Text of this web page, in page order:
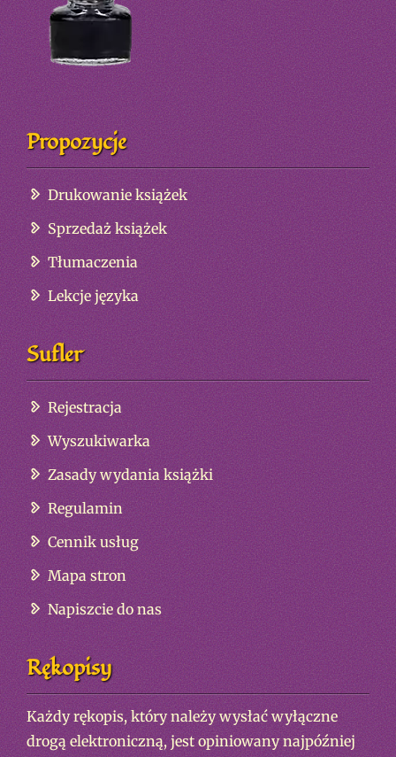
Propozycje
Drukowanie książek
Sprzedaż książek
Tłumaczenia
Lekcje języka
Sufler
Rejestracja
Wyszukiwarka
Zasady wydania książki
Regulamin
Cennik usług
Mapa stron
Napiszcie do nas
Rękopisy
Każdy rękopis, który należy wysłać wyłączne
drogą elektroniczną, jest opiniowany najpóźniej